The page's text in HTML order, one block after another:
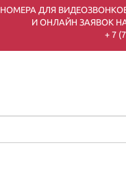
НОМЕРА ДЛЯ ВИДЕОЗВОНКОВ
И ОНЛАЙН ЗАЯВОК
+ 7